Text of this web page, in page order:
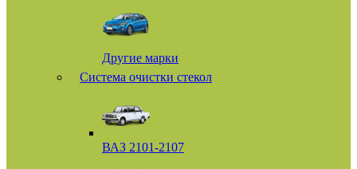
Другие марки
Система очистки стекол
ВАЗ 2101-2107